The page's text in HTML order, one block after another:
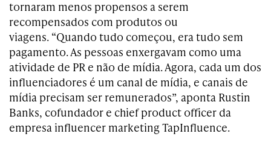
tornaram menos propensos a serem
recompensados com produtos ou
viagens. “Quando tudo começou, era tudo sem
pagamento. As pessoas enxergavam como uma
atividade de PR e não de mídia. Agora, cada um dos
influenciadores é um canal de mídia, e canais de
mídia precisam ser remunerados”, aponta Rustin
Banks, cofundador e chief product officer da
empresa influencer marketing TapInfluence.